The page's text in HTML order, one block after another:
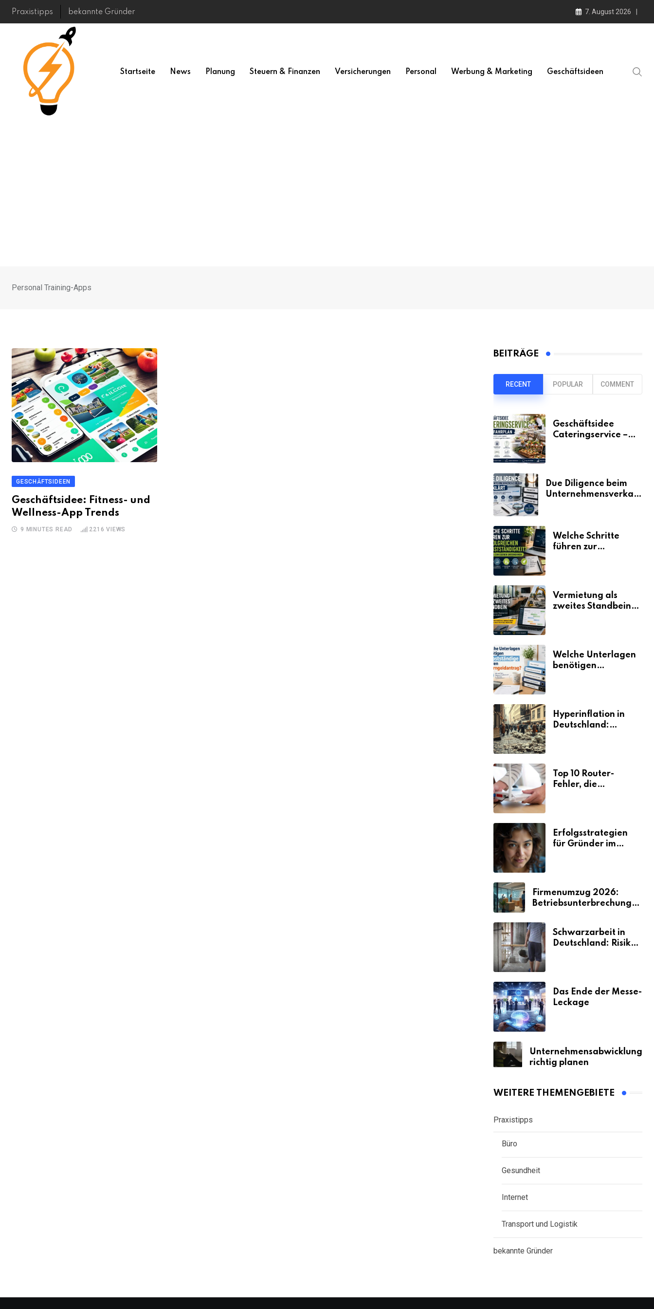
Skip
Praxistipps bekannte Gründer 7. August 2026
Startseite News Planung Steuern & Finanzen Versicherungen Personal Werbung & Marketing Geschäftsideen
Personal Training-Apps
GESCHÄFTSIDEEN
Geschäftsidee: Fitness- und
Wellness-App Trends
9 MINUTES READ 2216 VIEWS
BEITRÄGE
RECENT POPULAR COMMENT
Geschäftsidee
Cateringservice –
Due Diligence beim
Unternehmensverkauf
Welche Schritte
führen zur
Vermietung als
zweites Standbein:
Umsätze machen
Welche Unterlagen
benötigen
Hyperinflation in
Deutschland:
Top 10 Router-
Fehler, die
Erfolgsstrategien
für Gründer im
Firmenumzug 2026:
Betriebsunterbrechungen
Schwarzarbeit in
Deutschland: Risiken
Das Ende der Messe-
Leckage
Unternehmensabwicklung
richtig planen
WEITERE THEMENGEBIETE
Praxistipps
Büro
Gesundheit
Internet
Transport und Logistik
bekannte Gründer